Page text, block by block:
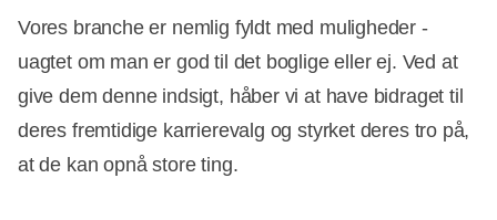
Vores branche er nemlig fyldt med muligheder -
uagtet om man er god til det boglige eller ej. Ved at
give dem denne indsigt, håber vi at have bidraget til
deres fremtidige karrierevalg og styrket deres tro på,
at de kan opnå store ting.